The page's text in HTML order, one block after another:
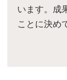
います。成
ことに決め